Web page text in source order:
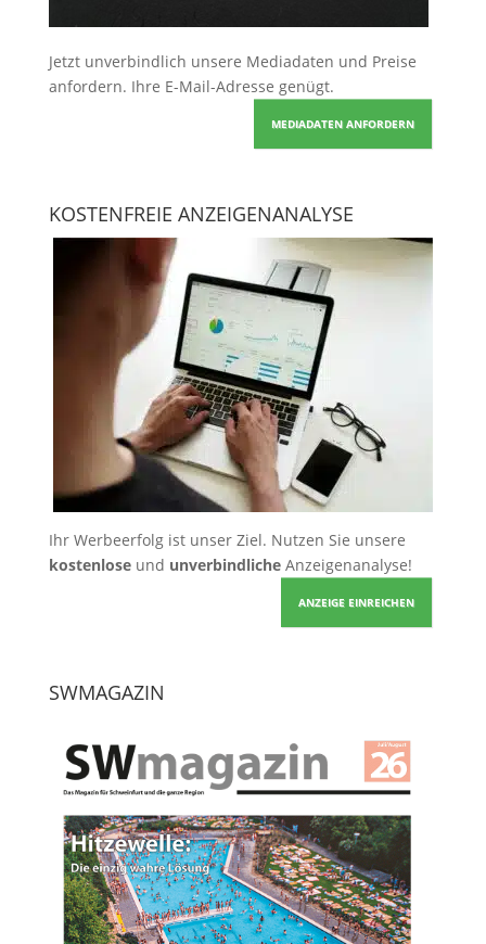
Jetzt unverbindlich unsere Mediadaten und Preise
anfordern. Ihre E-Mail-Adresse genügt.
MEDIADATEN ANFORDERN
KOSTENFREIE ANZEIGENANALYSE
Ihr Werbeerfolg ist unser Ziel. Nutzen Sie unsere
kostenloseund unverbindlicheAnzeigenanalyse!
ANZEIGE EINREICHEN
SWMAGAZIN